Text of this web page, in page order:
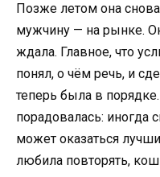
Позже летом она
мужчину — на рынке.
ждала. Главное, что
понял, о чём речь, и
теперь была в
порадовалась: иногда
может оказаться
любила повторять,